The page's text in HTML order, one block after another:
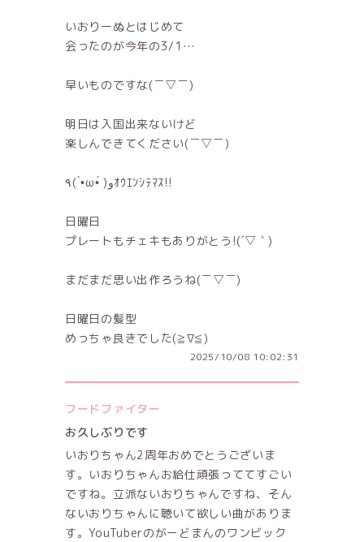
いおりーぬとはじめて
会ったのが今年の3/1…
早いものですな(￣▽￣)
明日は入国出来ないけど
楽しんできてください(￣▽￣)
٩( •̀ω•́ )ﻭｵｳｴﾝｼﾃﾏｽ!!
日曜日
プレートもチェキもありがとう!(´▽｀)
まだまだ思い出作ろうね(￣▽￣)
日曜日の髪型
めっちゃ良きでした(≧∇≦)
2025/10/08 10:02:31
フードファイター
お久しぶりです
いおりちゃん2周年おめでとうございま
す。いおりちゃんお給仕頑張っててすごい
ですね。立派ないおりちゃんですね、そん
ないおりちゃんに聴いて欲しい曲がありま
す。YouTuberのがーどまんのワンビック